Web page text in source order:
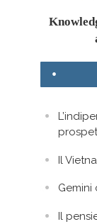
Il
Gemini
Il